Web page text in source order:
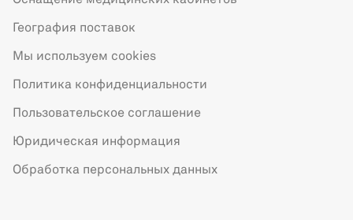
География поставок
Мы используем cookies
Политика конфиденциальности
Пользовательское соглашение
Юридическая информация
Обработка персональных данных